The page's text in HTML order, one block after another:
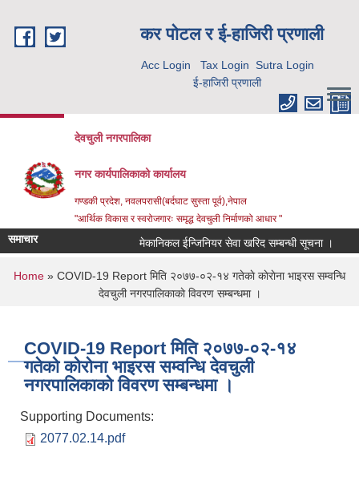
कर पाेटल र ई-हाजिरी प्रणाली
Acc Login Tax Login Sutra Login
ई-हाजिरी प्रणाली
देवचुली नगरपालिका
नगर कार्यपालिकाको कार्यालय
गण्डकी प्रदेश, नवलपरासी(बर्दघाट सुस्ता पूर्व),नेपाल
"आर्थिक विकास र स्वरोजगारः समृद्ध देवचुली निर्माणको आधार "
समाचार मेकानिकल ईन्जिनियर सेवा खरिद सम्बन्धी सूचना ।
You are here
Home » COVID-19 Report मिति २०७७-०२-१४ गतेकाे काेराेना भाइरस सम्वन्धि
देवचुली नगरपालिकाकाे विवरण सम्बन्धमा ।
COVID-19 Report मिति २०७७-०२-१४
गतेकाे काेराेना भाइरस सम्वन्धि देवचुली
नगरपालिकाकाे विवरण सम्बन्धमा ।
Supporting Documents:
2077.02.14.pdf